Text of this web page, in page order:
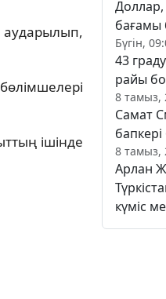
ішінде
Доллар,
бағамы
Бүгін,
43
райы
8 тамыз,
Самат
8 тамыз,
Арлан
күміс